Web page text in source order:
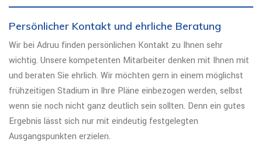
Persönlicher Kontakt und ehrliche Beratung
Wir bei Adruu finden persönlichen Kontakt zu Ihnen sehr
wichtig. Unsere kompetenten Mitarbeiter denken mit Ihnen mit
und beraten Sie ehrlich. Wir möchten gern in einem möglichst
frühzeitigen Stadium in Ihre Pläne einbezogen werden, selbst
wenn sie noch nicht ganz deutlich sein sollten. Denn ein gutes
Ergebnis lässt sich nur mit eindeutig festgelegten
Ausgangspunkten erzielen.